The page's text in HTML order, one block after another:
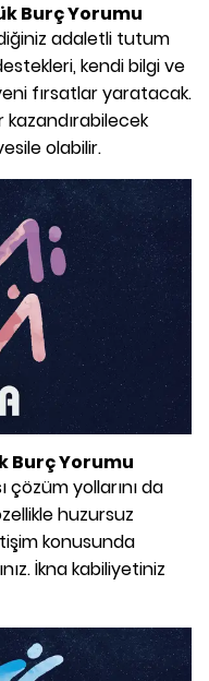
Burç Yorumu
adaletli tutum
kendi bilgi ve
fırsatlar yaratacak.
kazandırabilecek
olabilir.
Burç Yorumu
çözüm yollarını da
huzursuz
konusunda
İkna kabiliyetiniz